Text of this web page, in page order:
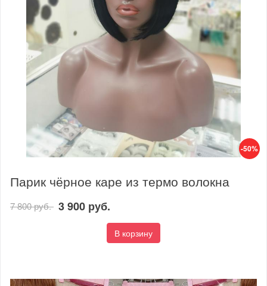
-50%
Парик чёрное каре из термо волокна
7 800 руб. 3 900 руб.
В корзину